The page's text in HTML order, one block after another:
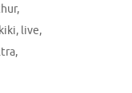
,
, live,
,